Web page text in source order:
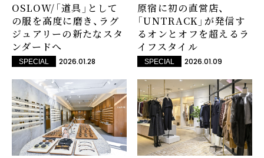
OSLOW/「道具」として
の服を高度に磨き、ラグ
ジュアリーの新たなスタ
ンダードへ
SPECIAL 2026.01.28
原宿に初の直営店、
「UNTRACK」が発信す
るオンとオフを超えるラ
イフスタイル
SPECIAL 2026.01.09